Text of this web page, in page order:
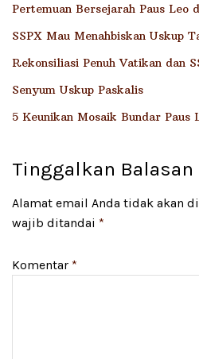
Pertemuan Bersejarah Paus Leo
SSPX Mau Menahbiskan Uskup
Rekonsiliasi Penuh Vatikan dan
Senyum Uskup Paskalis
5 Keunikan Mosaik Bundar Paus
Tinggalkan Balasan
Alamat email Anda tidak akan
wajib ditandai *
Komentar *